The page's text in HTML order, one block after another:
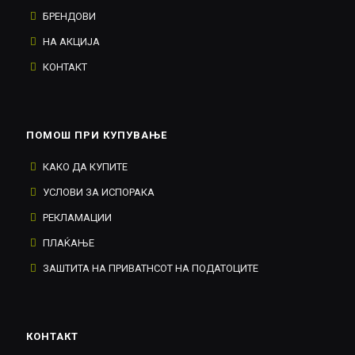
БРЕНДОВИ
НА АКЦИЈА
КОНТАКТ
ПОМОШ ПРИ КУПУВАЊЕ
КАКО ДА КУПИТЕ
УСЛОВИ ЗА ИСПОРАКА
РЕКЛАМАЦИИ
ПЛАЌАЊЕ
ЗАШТИТА НА ПРИВАТНСОТ НА ПОДАТОЦИТЕ
КОНТАКТ